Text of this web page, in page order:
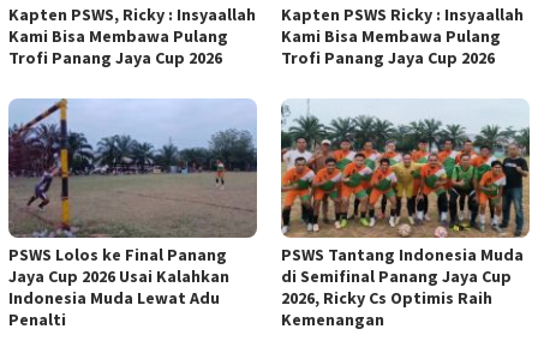
Kapten PSWS, Ricky : Insyaallah
Kami Bisa Membawa Pulang
Trofi Panang Jaya Cup 2026
Kapten PSWS Ricky : Insyaallah
Kami Bisa Membawa Pulang
Trofi Panang Jaya Cup 2026
PSWS Lolos ke Final Panang
Jaya Cup 2026 Usai Kalahkan
Indonesia Muda Lewat Adu
Penalti
PSWS Tantang Indonesia Muda
di Semifinal Panang Jaya Cup
2026, Ricky Cs Optimis Raih
Kemenangan